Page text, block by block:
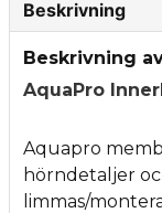
Beskrivning
Beskrivning
AquaPro
Aquapro
hörndetaljer
limmas/